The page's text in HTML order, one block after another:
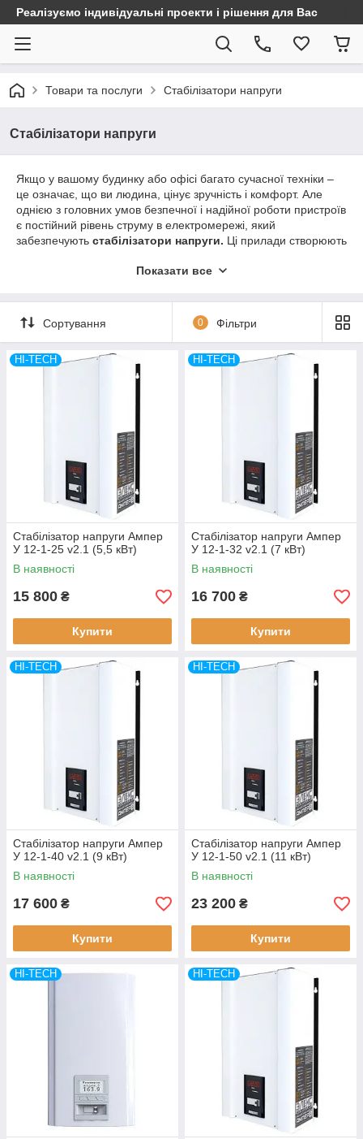
Реалізуємо індивідуальні проекти і рішення для Вас
Товари та послуги Стабілізатори напруги
Стабілізатори напруги
Якщо у вашому будинку або офісі багато сучасної техніки –
це означає, що ви людина, цінує зручність і комфорт. Але
однією з головних умов безпечної і надійної роботи пристроїв
є постійний рівень струму в електромережі, який
забезпечують стабілізатори напруги. Ці прилади створюють
техніки. Адже будь-які зміни та коливання струму в мережі
поширена причина того, що пристрій може не просто дати
збій, але і повністю вийти з ладу. Тому навіть самий простий
стабілізатор
в змозі запобігти поломку
Стабілізатори напруги
(0,6 — 150 кВт), що дозволяють не
Показати все
Сортування 0 Фільтри
HI-TECH
Стабілізатор напруги Ампер
У 12-1-25 v2.1 (5,5 кВт)
В наявності
15 800 ₴
Купити
HI-TECH
Стабілізатор напруги Ампер
У 12-1-32 v2.1 (7 кВт)
В наявності
16 700 ₴
Купити
HI-TECH
Стабілізатор напруги Ампер
У 12-1-40 v2.1 (9 кВт)
В наявності
17 600 ₴
Купити
HI-TECH
Стабілізатор напруги Ампер
У 12-1-50 v2.1 (11 кВт)
В наявності
23 200 ₴
Купити
HI-TECH HI-TECH